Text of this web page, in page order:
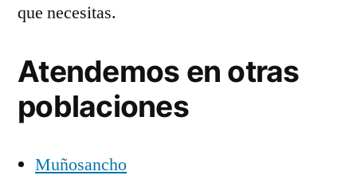
que necesitas.
Atendemos en otras
poblaciones
Muñosancho